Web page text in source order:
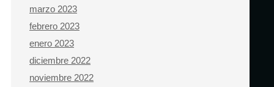
marzo 2023
febrero 2023
enero 2023
diciembre 2022
noviembre 2022